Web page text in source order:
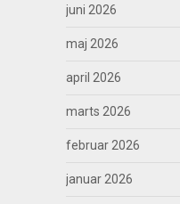
juni 2026
maj 2026
april 2026
marts 2026
februar 2026
januar 2026